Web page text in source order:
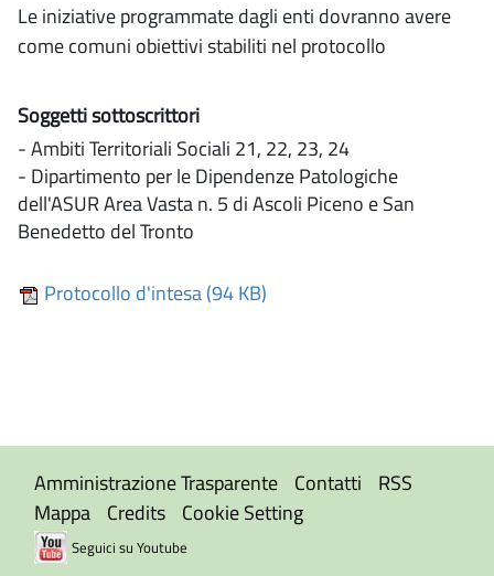
Le iniziative programmate dagli enti dovranno avere
come comuni obiettivi stabiliti nel protocollo
Soggetti sottoscrittori
- Ambiti Territoriali Sociali 21, 22, 23, 24
- Dipartimento per le Dipendenze Patologiche
dell'ASUR Area Vasta n. 5 di Ascoli Piceno e San
Benedetto del Tronto
Protocollo d'intesa (94 KB)
Amministrazione Trasparente Contatti
RSS
Mappa Credits Cookie Setting
Seguici su Youtube